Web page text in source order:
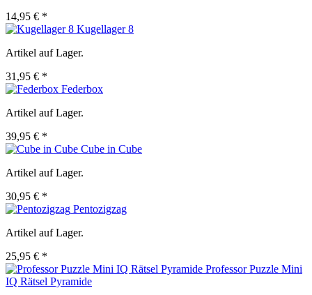
14,95 € *
Kugellager 8
Artikel auf Lager.
31,95 € *
Federbox
Artikel auf Lager.
39,95 € *
Cube in Cube
Artikel auf Lager.
30,95 € *
Pentozigzag
Artikel auf Lager.
25,95 € *
Professor Puzzle Mini
IQ Rätsel Pyramide